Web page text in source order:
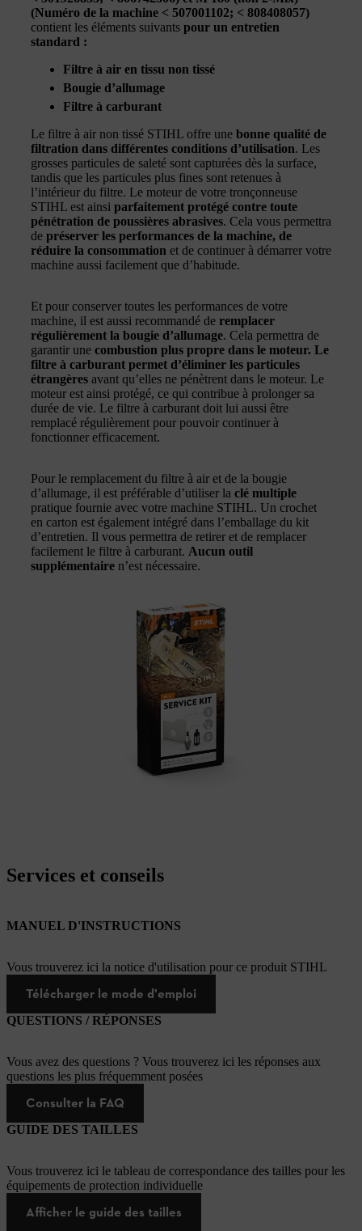
(Numéro de la machine < 507001102; < 808408057)
contient les éléments suivants pour un entretien
standard :
Filtre à air en tissu non tissé
Bougie d’allumage
Filtre à carburant
Le filtre à air non tissé STIHL offre une bonne qualité de
filtration dans différentes conditions d’utilisation. Les
grosses particules de saleté sont capturées dès la surface,
tandis que les particules plus fines sont retenues à
l’intérieur du filtre. Le moteur de votre tronçonneuse
STIHL est ainsi parfaitement protégé contre toute
pénétration de poussières abrasives. Cela vous permettra
de préserver les performances de la machine, de
réduire la consommation et de continuer à démarrer votre
machine aussi facilement que d’habitude.
Et pour conserver toutes les performances de votre
machine, il est aussi recommandé de remplacer
régulièrement la bougie d’allumage. Cela permettra de
garantir une combustion plus propre dans le moteur. Le
filtre à carburant permet d’éliminer les particules
étrangères avant qu’elles ne pénètrent dans le moteur. Le
moteur est ainsi protégé, ce qui contribue à prolonger sa
durée de vie. Le filtre à carburant doit lui aussi être
remplacé régulièrement pour pouvoir continuer à
fonctionner efficacement.
Pour le remplacement du filtre à air et de la bougie
d’allumage, il est préférable d’utiliser la clé multiple
pratique fournie avec votre machine STIHL. Un crochet
en carton est également intégré dans l’emballage du kit
d’entretien. Il vous permettra de retirer et de remplacer
facilement le filtre à carburant. Aucun outil
supplémentaire n’est nécessaire.
Services et conseils
MANUEL D'INSTRUCTIONS
Vous trouverez ici la notice d'utilisation pour ce produit STIHL
Télécharger le mode d'emploi
QUESTIONS / RÉPONSES
Vous avez des questions ? Vous trouverez ici les réponses aux
questions les plus fréquemment posées
Consulter la FAQ
GUIDE DES TAILLES
Vous trouverez ici le tableau de correspondance des tailles pour les
équipements de protection individuelle
Afficher le guide des tailles